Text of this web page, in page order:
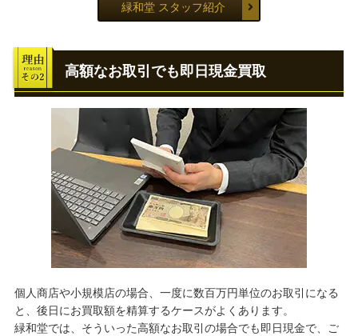
緑和堂 スタッフ紹介
高額なお取引でも即日現金買取
個人商店や小規模店の場合、一度に数百万円単位のお取引になる
と、後日にお買取額を精算するケースがよくあります。
緑和堂では、そういった高額なお取引の場合でも即日現金で、ご